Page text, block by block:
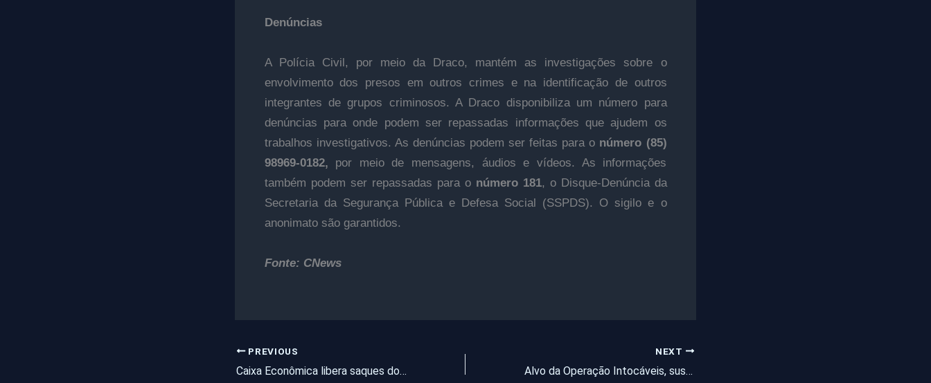
Denúncias
A Polícia Civil, por meio da Draco, mantém as investigações sobre o
envolvimento dos presos em outros crimes e na identificação de outros
integrantes de grupos criminosos. A Draco disponibiliza um número para
denúncias para onde podem ser repassadas informações que ajudem os
trabalhos investigativos. As denúncias podem ser feitas para o número (85)
98969-0182, por meio de mensagens, áudios e vídeos. As informações
também podem ser repassadas para o número 181, o Disque-Denúncia da
Secretaria da Segurança Pública e Defesa Social (SSPDS). O sigilo e o
anonimato são garantidos.
Fonte: CNews
PREVIOUS
Caixa Econômica libera saques do FGTS, nesta sexta-feira, para nascidos entre maio e agosto
NEXT
Alvo da Operação Intocáveis, suspeito de integrar milícia no Rio é preso no Ceará